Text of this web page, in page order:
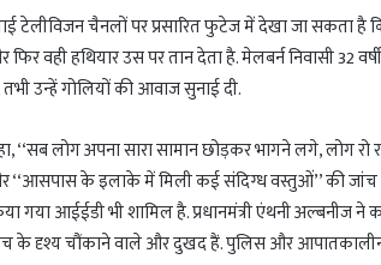
टेलीविजन चैनलों पर प्रसारित फुटेज में देखा जा सकता
वही हथियार उस पर तान देता है. मेलबर्न निवासी 32
उन्हें गोलियों की आवाज सुनाई दी.
‘‘सब लोग अपना सारा सामान छोड़कर भागने लगे, लोग
‘‘आसपास के इलाके में मिली कई संदिग्ध वस्तुओं’’ की जांच
गया आईईडी भी शामिल है. प्रधानमंत्री एंथनी अल्बनीज
बीच के दृश्य चौंकाने वाले और दुखद हैं. पुलिस और